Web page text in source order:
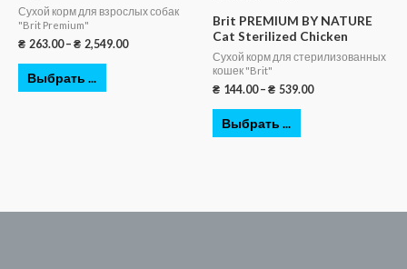
Сухой корм для взрослых собак
"Brit Premium"
₴ 263.00– ₴ 2,549.00
Выбрать ...
Brit PREMIUM BY NATURE
Cat Sterilized Chicken
Сухой корм для стерилизованных
кошек "Brit"
₴ 144.00– ₴ 539.00
Выбрать ...